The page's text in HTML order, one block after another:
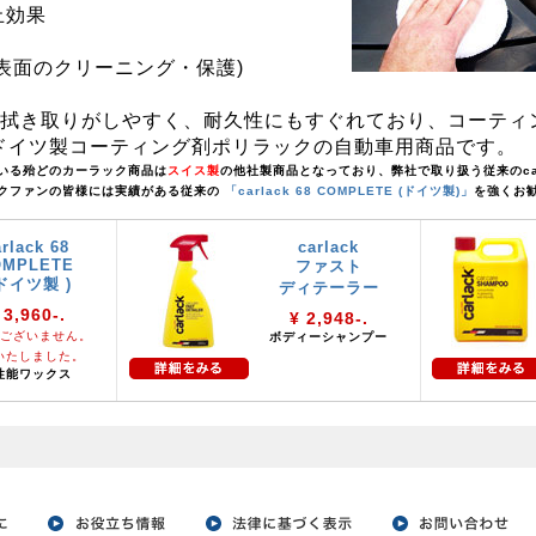
効果
面のクリーニング・保護)
き取りがしやすく、耐久性にもすぐれており、コーティ
ツ製コーティング剤ポリラックの自動車用商品です。
る殆どのカーラック商品はスイス製の他社製商品となっており、弊社で取り扱う従来
ファンの皆様には実績がある従来の
「carlack 68 COMPLETE (ドイツ製)」 を強くお
68
イツ製 )
.
ざいません。
たしました。
能ワックス
carlack
ファスト
ディテーラー
¥ 2,948-.
ボディーシャンプー